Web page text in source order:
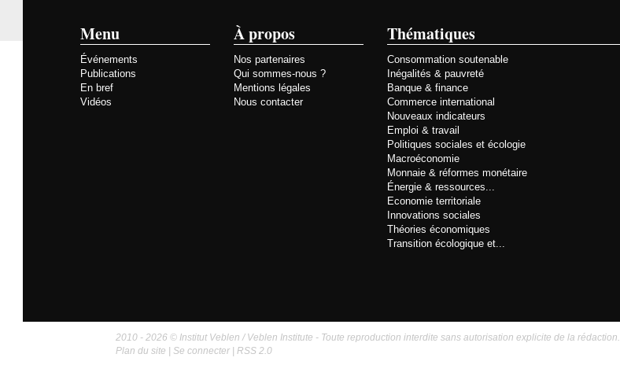
Menu
Événements
Publications
En bref
Vidéos
À propos
Nos partenaires
Qui sommes-nous ?
Mentions légales
Nous contacter
Thématiques
Consommation soutenable
Inégalités & pauvreté
Banque & finance
Commerce international
Nouveaux indicateurs
Emploi & travail
Politiques sociales et écologie
Macroéconomie
Monnaie & réformes monétaire
Énergie & ressources...
Economie territoriale
Innovations sociales
Théories économiques
Transition écologique et...
2010 - 2026 © Institut Veblen / Veblen Institute - Toute reproduction interdite sans autorisation explicite de la rédaction.
Plan du site |Se connecter |RSS 2.0